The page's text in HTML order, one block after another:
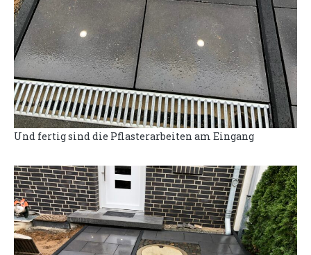
Und fertig sind die Pflasterarbeiten am Eingang